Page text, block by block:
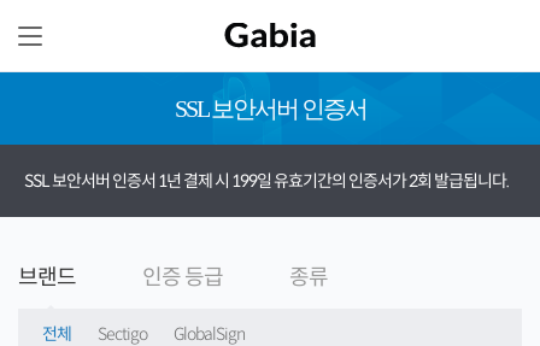
SSL 보안서버 인증서
SSL 보안서버 인증서 1년 결제 시 199일 유효기간의 인증서가 2회 발급됩니다.
브랜드
전체 Sectigo GlobalSign
인증 등급 종류